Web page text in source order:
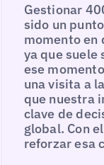
Gestionar
sido un
momento en
ya que suele
ese
una visita a
que nuestra
clave de
global. Con
reforzar esa